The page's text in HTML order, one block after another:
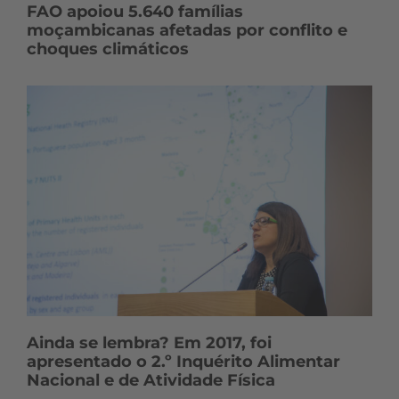
FAO apoiou 5.640 famílias
moçambicanas afetadas por conflito e
choques climáticos
Ainda se lembra? Em 2017, foi
apresentado o 2.º Inquérito Alimentar
Nacional e de Atividade Física